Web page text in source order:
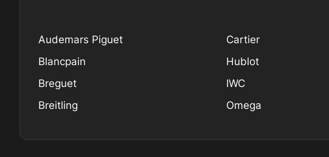
Audemars Piguet
Blancpain
Breguet
Breitling
Cartier
Hublot
IWC
Omega